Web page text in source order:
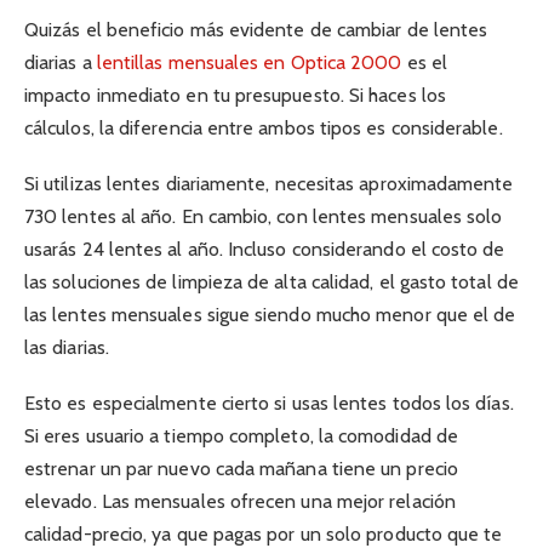
Quizás el beneficio más evidente de cambiar de lentes
diarias a lentillas mensuales en Optica 2000 es el
impacto inmediato en tu presupuesto. Si haces los
cálculos, la diferencia entre ambos tipos es considerable.
Si utilizas lentes diariamente, necesitas aproximadamente
730 lentes al año. En cambio, con lentes mensuales solo
usarás 24 lentes al año. Incluso considerando el costo de
las soluciones de limpieza de alta calidad, el gasto total de
las lentes mensuales sigue siendo mucho menor que el de
las diarias.
Esto es especialmente cierto si usas lentes todos los días.
Si eres usuario a tiempo completo, la comodidad de
estrenar un par nuevo cada mañana tiene un precio
elevado. Las mensuales ofrecen una mejor relación
calidad-precio, ya que pagas por un solo producto que te